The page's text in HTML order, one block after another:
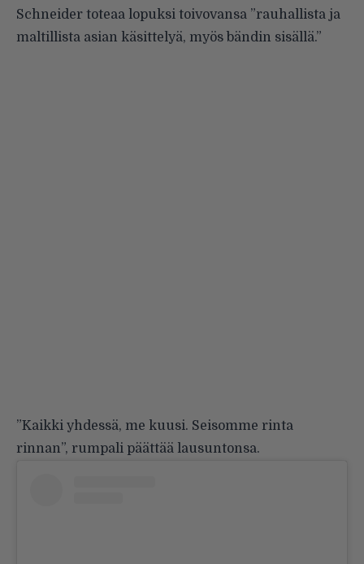
Schneider toteaa lopuksi toivovansa ”rauhallista ja
maltillista asian käsittelyä, myös bändin sisällä.”
”Kaikki yhdessä, me kuusi. Seisomme rinta
rinnan”, rumpali päättää lausuntonsa.